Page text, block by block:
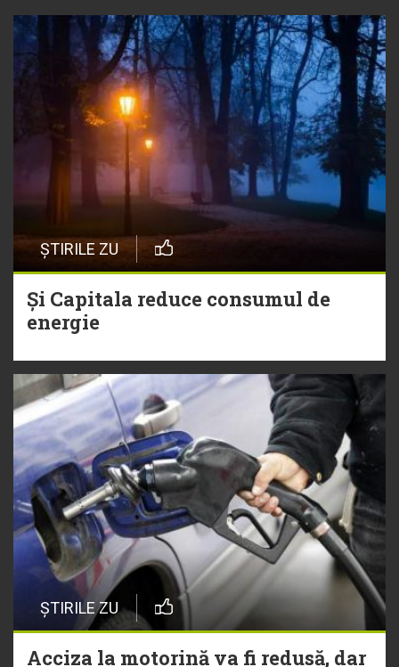
ȘTIRILE ZU
Și Capitala reduce consumul de
energie
ȘTIRILE ZU
Acciza la motorină va fi redusă, dar